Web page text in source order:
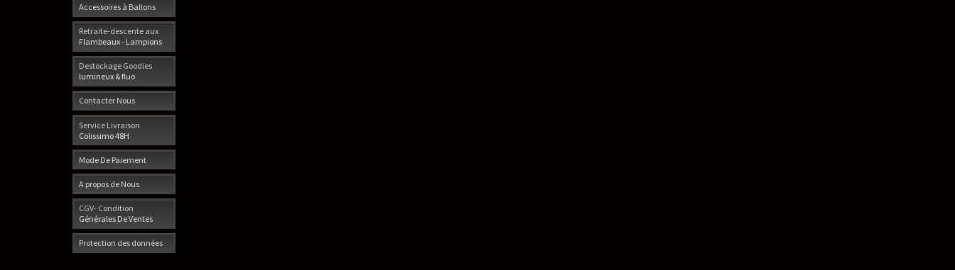
Accessoires à Ballons
Retraite-descente aux
Flambeaux - Lampions
Destockage Goodies
lumineux & fluo
Contacter Nous
Service Livraison
Colissimo 48H
Mode De Paiement
A propos de Nous
CGV- Condition
Générales De Ventes
Protection des données